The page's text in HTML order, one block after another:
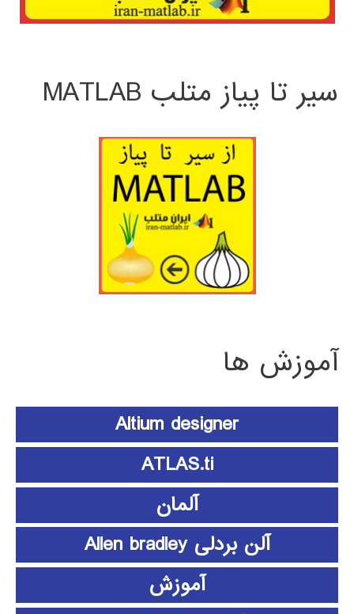
سیر تا پیاز متلب MATLAB
آموزش ها
Altium designer
ATLAS.ti
آلمان
آلن بردلی Allen bradley
آموزش